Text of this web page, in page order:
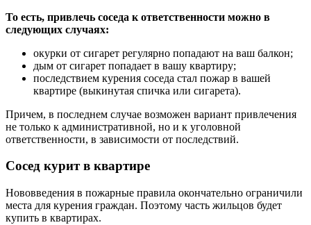
То есть, привлечь соседа к ответственности можно в
следующих случаях:
окурки от сигарет регулярно попадают на ваш балкон;
дым от сигарет попадает в вашу квартиру;
последствием курения соседа стал пожар в вашей
квартире (выкинутая спичка или сигарета).
Причем, в последнем случае возможен вариант привлечения
не только к административной, но и к уголовной
ответственности, в зависимости от последствий.
Сосед курит в квартире
Нововведения в пожарные правила окончательно ограничили
места для курения граждан. Поэтому часть жильцов будет
купить в квартирах.